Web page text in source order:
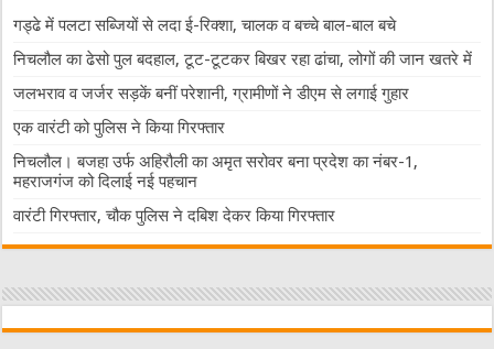
गड्ढे में पलटा सब्जियों से लदा ई-रिक्शा, चालक व बच्चे बाल-बाल बचे
निचलौल का ढेसो पुल बदहाल, टूट-टूटकर बिखर रहा ढांचा, लोगों की जान खतरे में
जलभराव व जर्जर सड़कें बनीं परेशानी, ग्रामीणों ने डीएम से लगाई गुहार
एक वारंटी को पुलिस ने किया गिरफ्तार
निचलौल। बजहा उर्फ अहिरौली का अमृत सरोवर बना प्रदेश का नंबर-1,
महराजगंज को दिलाई नई पहचान
वारंटी गिरफ्तार, चौक पुलिस ने दबिश देकर किया गिरफ्तार